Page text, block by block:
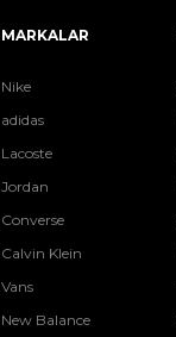
MARKALAR
Nike
adidas
Lacoste
Jordan
Converse
Calvin Klein
Vans
New Balance